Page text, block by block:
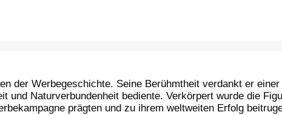
der Werbegeschichte. Seine Berühmtheit verdankt er
und Naturverbundenheit bediente. Verkörpert wurde die
prägten und zu ihrem weltweiten Erfolg